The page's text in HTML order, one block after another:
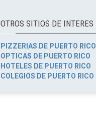
OTROS SITIOS DE INTERES
PIZZERIAS DE PUERTO RICO
OPTICAS DE PUERTO RICO
HOTELES DE PUERTO RICO
COLEGIOS DE PUERTO RICO